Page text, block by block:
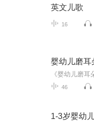
英文儿歌
16
46